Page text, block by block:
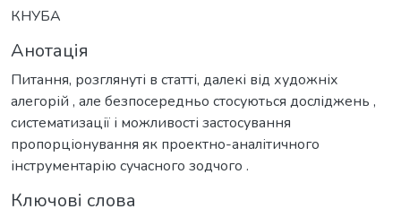
КНУБА
Анотація
Питання, розглянуті в статті, далекі від художніх
алегорій , але безпосередньо стосуються досліджень ,
систематизації і можливості застосування
пропорціонування як проектно-аналітичного
інструментарію сучасного зодчого .
Ключові слова